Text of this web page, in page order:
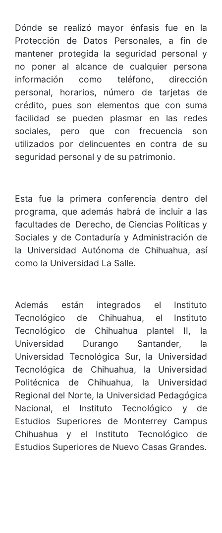
Dónde se realizó mayor énfasis fue en la
Protección de Datos Personales, a fin de
mantener protegida la seguridad personal y
no poner al alcance de cualquier persona
información como teléfono, dirección
personal, horarios, número de tarjetas de
crédito, pues son elementos que con suma
facilidad se pueden plasmar en las redes
sociales, pero que con frecuencia son
utilizados por delincuentes en contra de su
seguridad personal y de su patrimonio.
Esta fue la primera conferencia dentro del
programa, que además habrá de incluir a las
facultades de Derecho, de Ciencias Políticas y
Sociales y de Contaduría y Administración de
la Universidad Autónoma de Chihuahua, así
como la Universidad La Salle.
Además están integrados el Instituto
Tecnológico de Chihuahua, el Instituto
Tecnológico de Chihuahua plantel II, la
Universidad Durango Santander, la
Universidad Tecnológica Sur, la Universidad
Tecnológica de Chihuahua, la Universidad
Politécnica de Chihuahua, la Universidad
Regional del Norte, la Universidad Pedagógica
Nacional, el Instituto Tecnológico y de
Estudios Superiores de Monterrey Campus
Chihuahua y el Instituto Tecnológico de
Estudios Superiores de Nuevo Casas Grandes.